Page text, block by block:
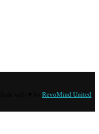
RevoMind United